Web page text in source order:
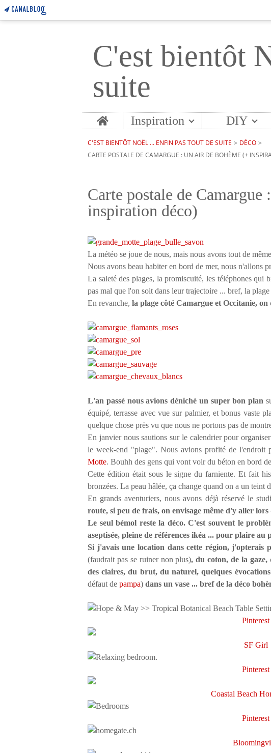
C'est bientôt
suite
Home Inspiration DIY
C'EST BIENTÔT NOËL ... ENFIN PAS TOUT DE SUITE > DÉCO >
CARTE POSTALE DE CAMARGUE : UN AIR DE BOHÈME (+
Carte postale de
inspiration déco)
La météo se joue de nous, mais nous avons tout de
Nous avons beau habiter en bord de mer, nous n'allons
La saleté des plages, la promiscuité, les téléphones qui
pas mal que l'on soit dans leur trajectoire ... bref, la
En revanche, la plage côté Camargue et Occitanie, on
L'an passé nous avions déniché un super bon plan
équipé, terrasse avec vue sur palmier, et bonus vaste
quelque chose près vu que nous ne portons pas de
En janvier nous sautions sur le calendrier pour
le week-end "plage". Nous avions profité de l'endroit
Motte. Bouhh des gens qui vont voir du béton en bord
Cette édition était sous le signe du farniente. Et fait
bronzées. La peau hâlée, ça change quand on a un teint
En grands aventuriers, nous avons déjà réservé le
route, si peu de frais, on envisage même d'y aller
Le seul bémol reste la déco. C'est souvent le
aseptisée, pleine de références ikéa ... pour plaire au
Si j'avais une location dans cette région, j'opterais
(faudrait pas se ruiner non plus), du coton, de la gaze,
des claires, du brut, du naturel, quelques
défaut de pampa) dans un vase ... bref de la déco
Pinterest
SF Girl
Pinterest
Coastal Beach
Pinterest